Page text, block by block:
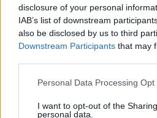
disclosure of your personal
IAB’s list of downstream
also be disclosed by us to third
Downstream Participants that may
Personal Data Processing Opt
I want to opt-out of the
personal data.
Κατά τη διάρκεια της
συνολικά 82 παραβάσεις
κοκαΐνης και κάνναβης.